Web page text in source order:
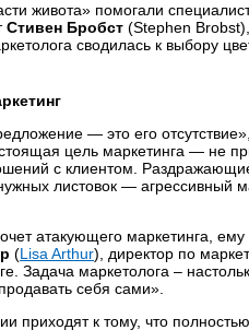
живота» помогали
Стивен Бробст (Stephen Brobst),
сводилась к выбору
— это его
цель маркетинга — не
с клиентом.
листовок — агрессивный
атакующего маркетинга,
(Lisa Arthur), директор по
Задача маркетолога –
себя сами».
приходят к тому, что